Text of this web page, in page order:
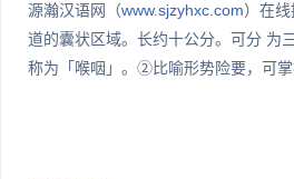
源瀚汉语网（www.sjzyhxc.com）在
道的囊状区域。长约十公分。可分 为
称为「喉咽」。②比喻形势险要，可